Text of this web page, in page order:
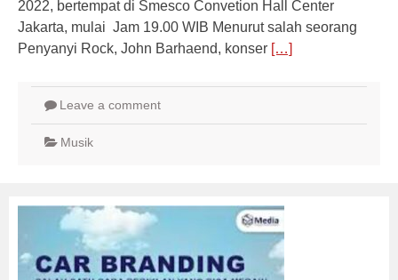
2022, bertempat di Smesco Convetion Hall Center
Jakarta, mulai Jam 19.00 WIB Menurut salah seorang
Penyanyi Rock, John Barhaend, konser […]
Leave a comment
Musik